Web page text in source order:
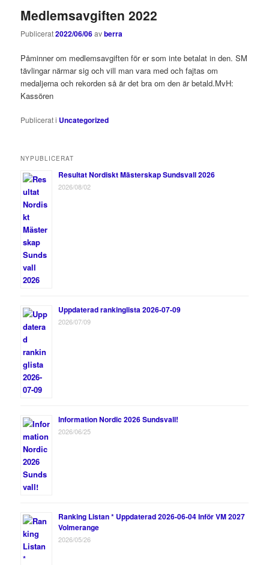
Medlemsavgiften 2022
Publicerat2022/06/06avberra
Påminner om medlemsavgiften för er som inte betalat in den. SM
tävlingar närmar sig och vill man vara med och fajtas om
medaljerna och rekorden så är det bra om den är betald.MvH:
Kassören
Publicerat i Uncategorized
NYPUBLICERAT
Resultat Nordiskt Mästerskap Sundsvall 2026
2026/08/02
Uppdaterad rankinglista 2026-07-09
2026/07/09
Information Nordic 2026 Sundsvall!
2026/06/25
Ranking Listan * Uppdaterad 2026-06-04 Inför VM 2027
Volmerange
2026/05/26